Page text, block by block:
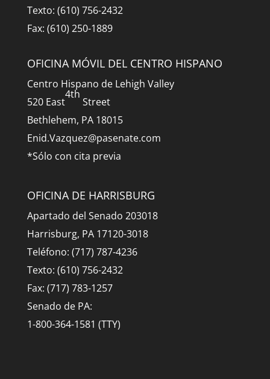
Texto: (610) 756-2432
Fax: (610) 250-1889
OFICINA MÓVIL DEL CENTRO HISPANO
Centro Hispano de Lehigh Valley
520 East
4th
Street
Bethlehem, PA 18015
Enid.Vazquez@pasenate.com
*Sólo con cita previa
OFICINA DE HARRISBURG
Apartado del Senado 203018
Harrisburg, PA 17120-3018
Teléfono: (717) 787-4236
Texto: (610) 756-2432
Fax: (717) 783-1257
Senado de PA:
1-800-364-1581 (TTY)